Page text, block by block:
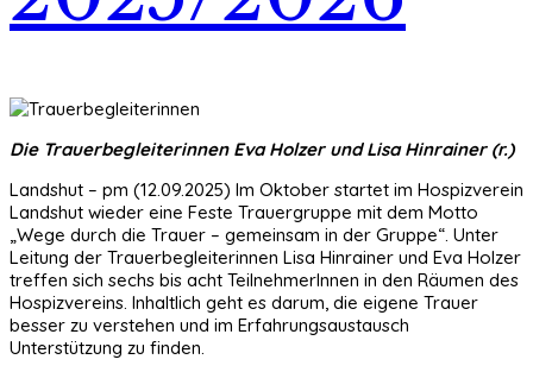
Die Trauerbegleiterinnen Eva Holzer und Lisa Hinrainer (r.)
Landshut – pm (12.09.2025) Im Oktober startet im Hospizverein
Landshut wieder eine Feste Trauergruppe mit dem Motto
„Wege durch die Trauer – gemeinsam in der Gruppe“. Unter
Leitung der Trauerbegleiterinnen Lisa Hinrainer und Eva Holzer
treffen sich sechs bis acht TeilnehmerInnen in den Räumen des
Hospizvereins. Inhaltlich geht es darum, die eigene Trauer
besser zu verstehen und im Erfahrungsaustausch
Unterstützung zu finden.